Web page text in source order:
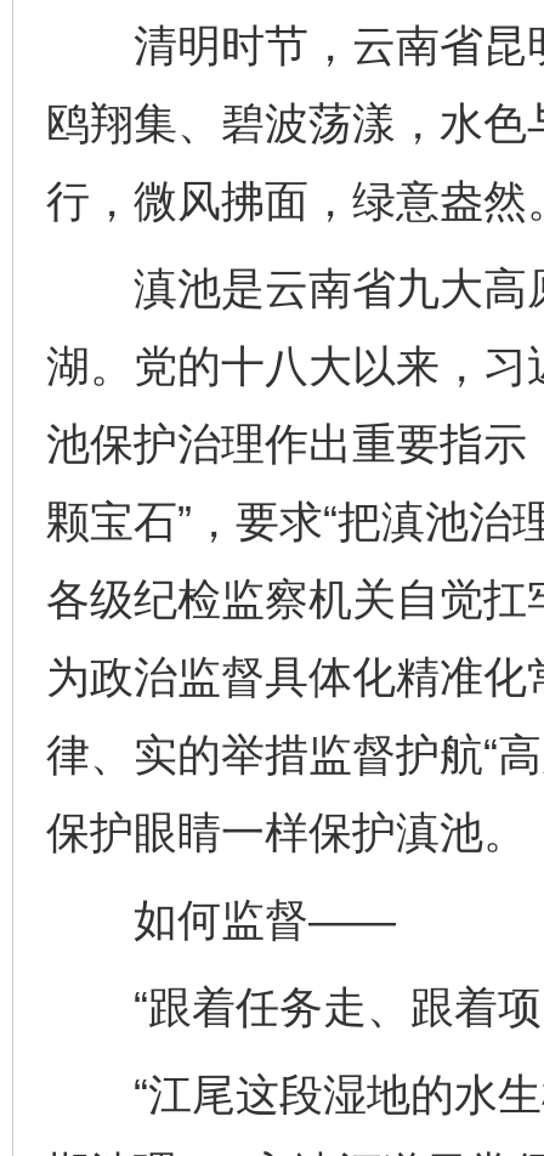
清明时节，云南省昆
鸥翔集、碧波荡漾，水
行，微风拂面，绿意盎然
滇池是云南省九大高
湖。党的十八大以来，
池保护治理作出重要指示
颗宝石”，要求“把滇池治
各级纪检监察机关自觉
为政治监督具体化精准
律、实的举措监督护航“
保护眼睛一样保护滇池。
如何监督——
“跟着任务走、跟着项
“江尾这段湿地的水生